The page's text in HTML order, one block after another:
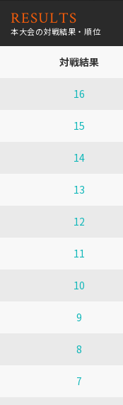
RESULTS
本大会の対戦結果・順位
対戦結果
16
15
14
13
12
11
10
9
8
7